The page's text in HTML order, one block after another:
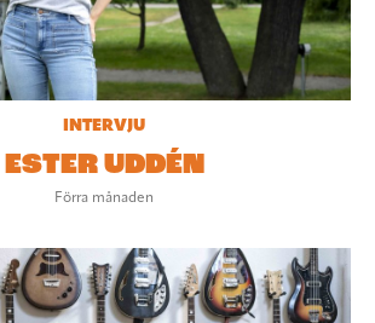
INTERVJU
ESTER UDDÉN
Förra månaden